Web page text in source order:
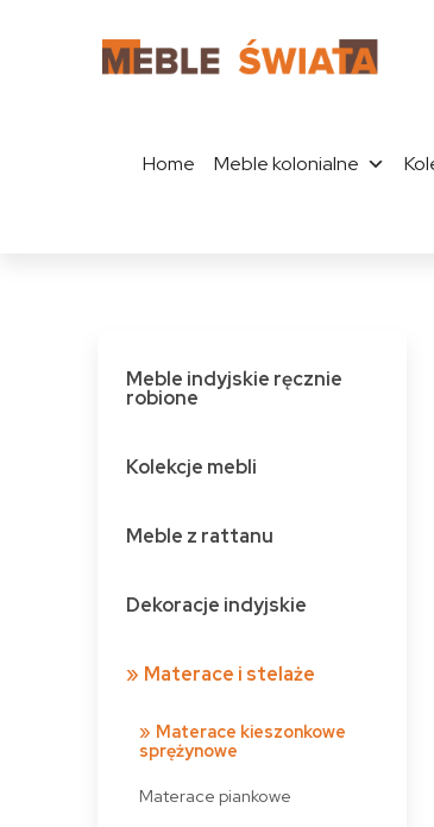
Home Meble kolonialne
Meble indyjskie ręcznie
robione
Kolekcje mebli
Meble z rattanu
Dekoracje indyjskie
Materace i stelaże
Materace kieszonkowe
sprężynowe
Materace piankowe